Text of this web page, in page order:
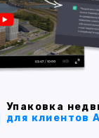
Упаковка
для клиентов